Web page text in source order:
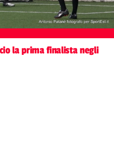
la prima finalista negli